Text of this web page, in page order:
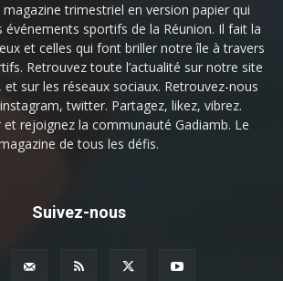
trimestriel en version papier qui
événements sportifs de la Réunion. Il fait la
et celles qui font briller notre île à travers
Retrouvez toute l’actualité sur notre site
sur les réseaux sociaux. Retrouvez-nous
twitter. Partagez, likez, vibrez.
et rejoignez la communauté Gadiamb. Le
de tous les défis.
Suivez-nous